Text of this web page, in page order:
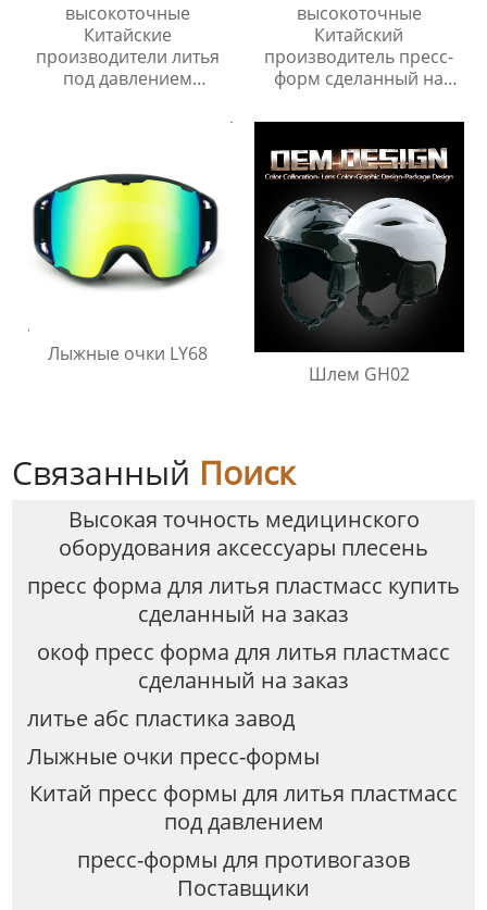
высокоточные
Китайские
производители литья
под давлением
высокоточные
Китайский
производитель пресс-
форм сделанный на
Лыжные очки LY68
Шлем GH02
Связанный Поиск
Высокая точность медицинского
оборудования аксессуары плесень
пресс форма для литья пластмасс купить
сделанный на заказ
окоф пресс форма для литья пластмасс
сделанный на заказ
литье абс пластика завод
Лыжные очки пресс-формы
Китай пресс формы для литья пластмасс
под давлением
пресс-формы для противогазов
Поставщики